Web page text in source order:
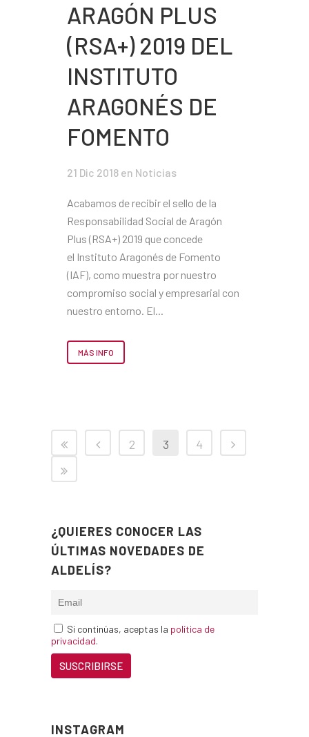
ARAGÓN PLUS
(RSA+) 2019 DEL
INSTITUTO
ARAGONÉS DE
FOMENTO
21 Dic 2018 en Noticias
Acabamos de recibir el sello de la
Responsabilidad Social de Aragón
Plus (RSA+) 2019 que concede
el Instituto Aragonés de Fomento
(IAF), como muestra por nuestro
compromiso social y empresarial con
nuestro entorno. El...
MÁS INFO
2 3 4
¿QUIERES CONOCER LAS
ÚLTIMAS NOVEDADES DE
ALDELÍS?
Si continúas, aceptas la política de
privacidad.
INSTAGRAM